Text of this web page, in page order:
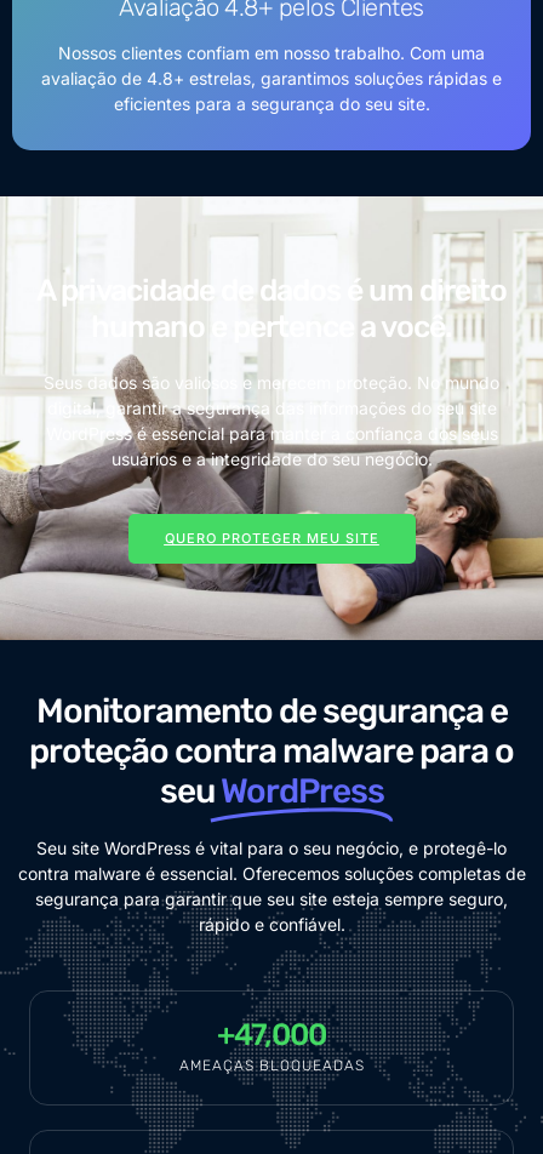
Avaliação 4.8+ pelos Clientes
Nossos clientes confiam em nosso trabalho. Com uma
avaliação de 4.8+ estrelas, garantimos soluções rápidas e
eficientes para a segurança do seu site.
A privacidade de dados é um direito
humano e pertence a você.
Seus dados são valiosos e merecem proteção. No mundo
digital, garantir a segurança das informações do seu site
WordPress é essencial para manter a confiança dos seus
usuários e a integridade do seu negócio.
QUERO PROTEGER MEU SITE
Monitoramento de segurança e
proteção contra malware para o
seuWordPress
Seu site WordPress é vital para o seu negócio, e protegê-lo
contra malware é essencial. Oferecemos soluções completas de
segurança para garantir que seu site esteja sempre seguro,
rápido e confiável.
AMEAÇAS BLOQUEADAS
+47,000